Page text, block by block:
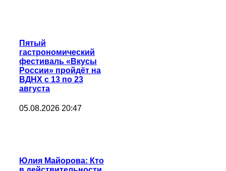
Пятый
гастрономический
фестиваль «Вкусы
России» пройдёт на
ВДНХ с 13 по 23
августа
05.08.2026 20:47
Юлия Майорова: Кто